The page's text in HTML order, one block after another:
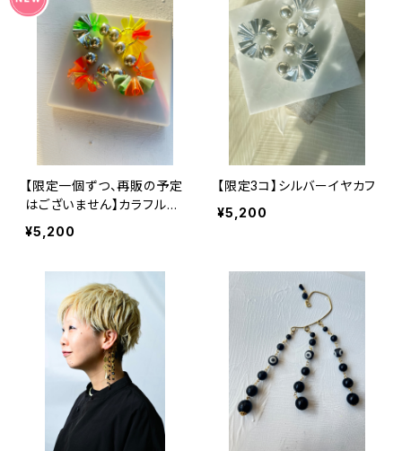
【限定一個ずつ、再販の予定
はございません】カラフルイ
ヤカフ
¥5,200
【限定3コ】シルバーイヤカフ
¥5,200